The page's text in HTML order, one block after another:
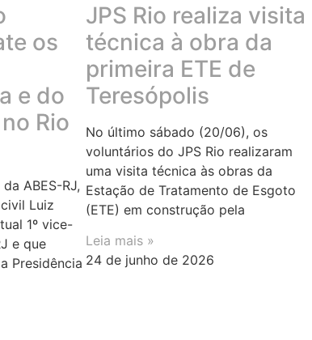
os
e do
Rio
ABES-RJ,
Luiz
1º vice-
e que
Presidência
JPS Rio realiza visita
técnica à obra da
primeira ETE de
Teresópolis
No último sábado (20/06), os
voluntários do JPS Rio realizaram
uma visita técnica às obras da
Estação de Tratamento de Esgoto
(ETE) em construção pela
Leia mais »
24 de junho de 2026